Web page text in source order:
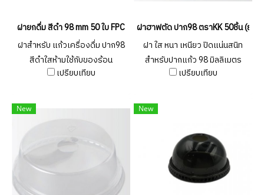
ฝายกดื่ม สีดำ 98 mm 50 ใบ FPC
ฝาสำหรับ แก้วเครื่องดื่ม ปาก98
สีดำใสห้ามใช้กับของร้อน
เปรียบเทียบ
ฝาฮาฟตัด ปาก98 ตราKK 50ชิ้น (ยก
ฝา ใส หนา เหนียว ปิดแน่นสนิท
สำหรับปากแก้ว 98 มิลลิเมตร
เปรียบเทียบ
New New